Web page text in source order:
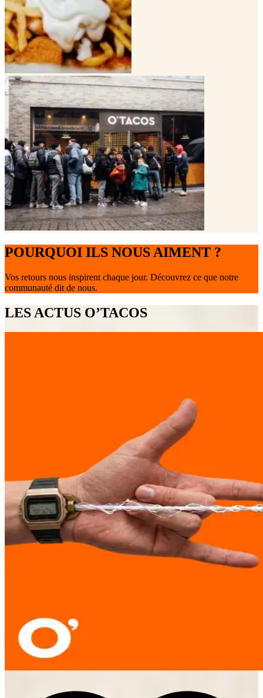
POURQUOI ILS NOUS AIMENT ?
Vos retours nous inspirent chaque jour. Découvrez ce que notre
communauté dit de nous.
LES ACTUS O’TACOS